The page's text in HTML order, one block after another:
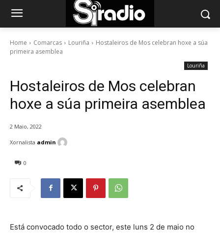
Home Comarcas Louriña
Hostaleiros de Mos celebran hoxe a súa
primeira asemblea
Louriña
Hostaleiros de Mos celebran
hoxe a súa primeira asemblea
2 Maio, 2022
0
Xornalista admin
Está convocado todo o sector, este luns 2 de maio no